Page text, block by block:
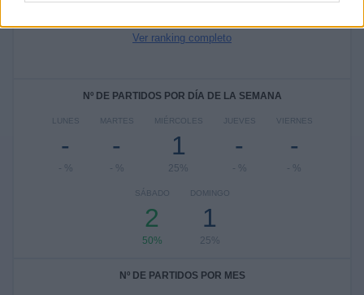
Ver ranking completo
Nº DE PARTIDOS POR DÍA DE LA SEMANA
LUNES
-
- %
MARTES
-
- %
MIÉRCOLES
1
25%
JUEVES
-
- %
VIERNES
-
- %
SÁBADO
2
50%
DOMINGO
1
25%
Nº DE PARTIDOS POR MES